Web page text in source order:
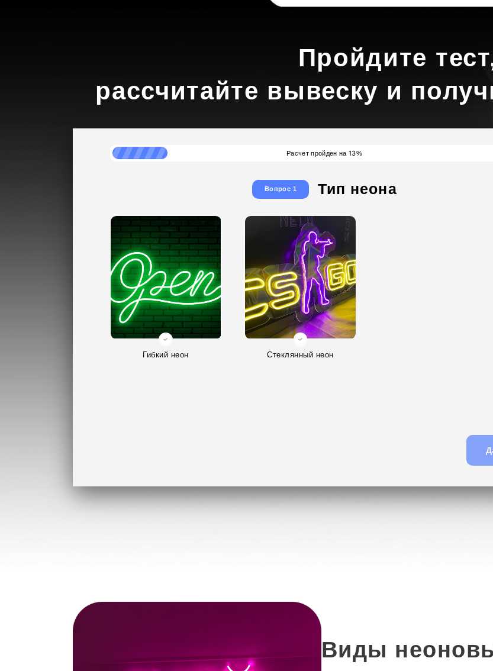
Пройдите
рассчитайте вывеску и
Расчет пройден на13%
Вопрос 1 Тип неона
Гибкий неон Стеклянный неон
Виды